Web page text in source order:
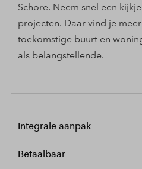
Schore. Neem snel een
projecten. Daar vind je
toekomstige buurt en
als belangstellende.
Integrale aanpak
Betaalbaar